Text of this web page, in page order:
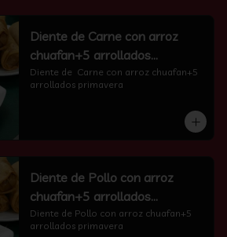
Diente de Carne con arroz
chuafan+5 arrollados
primavera
Diente de  Carne con arroz chuafan+5
arrollados primavera
Diente de Pollo con arroz
chuafan+5 arrollados
primavera
Diente de Pollo con arroz chuafan+5
arrollados primavera